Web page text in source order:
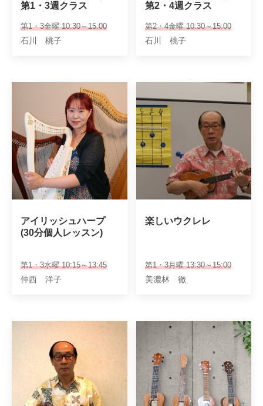
第1・3週クラス
第1・3金曜 10:30～15:00
石川 桃子
第2・4週クラス
第2・4金曜 10:30～15:00
石川 桃子
アイリッシュハープ
(30分個人レッスン)
第1・3水曜 10:15～13:45
仲西 洋子
楽しいウクレレ
第1・3月曜 13:30～15:00
美濃林 徹